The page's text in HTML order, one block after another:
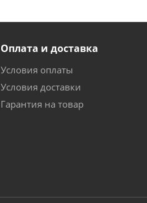
Оплата и доставка
Условия оплаты
Условия доставки
Гарантия на товар